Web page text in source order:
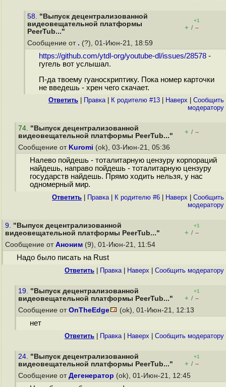
58. "Выпуск децентрализованной
видеовещательной платформы
PeerTub..."
+1
+ / –
Сообщение от . (?), 01-Июн-21, 18:59
https://github.com/ytdl-org/youtube-dl/issues/28578-
гугель вот услышал.
П-да твоему гуаноскриптику. Пока номер карточки
не введешь - хрен чего скачает.
Ответить Правка| К родителю #13 Наверх
Cообщить
модератору
74. "Выпуск децентрализованной
видеовещательной платформы PeerTub..."
+ / –
Сообщение от Kuromi (ok), 03-Июн-21, 05:36
Налево пойдешь - тоталитарную цензуру корпораций
найдешь, направо пойдешь - тоталитарную цензуру
государств найдешь. Прямо ходить нельзя, у нас
одномерный мир.
Ответить Правка| К родителю #6 Наверх
Cообщить
модератору
9. "Выпуск децентрализованной
видеовещательной платформы PeerTub..."
+1
+ / –
Сообщение от Аноним (9), 01-Июн-21, 11:54
Надо было писать на Rust
Ответить Правка| Наверх Cообщить модератору
19. "Выпуск децентрализованной
видеовещательной платформы PeerTub..."
+1
+ / –
Сообщение от OnTheEdge (ok), 01-Июн-21, 12:13
нет
Ответить Правка| Наверх Cообщить модератору
24. "Выпуск децентрализованной
видеовещательной платформы PeerTub..."
+1
+ / –
Сообщение от Дегенератор (ok), 01-Июн-21, 12:45